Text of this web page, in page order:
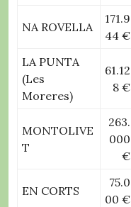
NA ROVELLA
171.9
44 €
LA PUNTA
(Les
Moreres)
61.12
8 €
MONTOLIVE
T
263.
000
€
EN CORTS
75.0
00 €